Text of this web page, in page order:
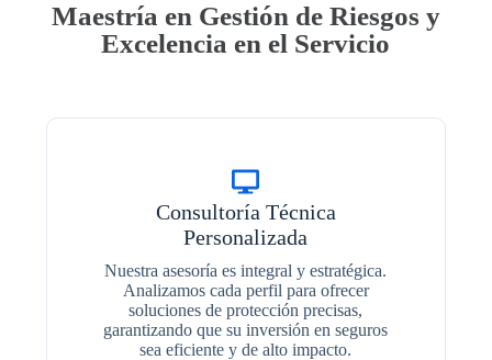
Maestría en Gestión de Riesgos y
Excelencia en el Servicio
Consultoría Técnica
Personalizada
Nuestra asesoría es integral y estratégica.
Analizamos cada perfil para ofrecer
soluciones de protección precisas,
garantizando que su inversión en seguros
sea eficiente y de alto impacto.